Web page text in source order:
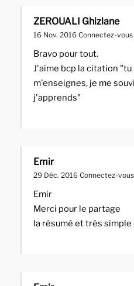
ZEROUALI Ghizlane
16 Nov. 2016 Connectez-
Bravo pour tout.
J'aime bcp la citation "tu
m'enseignes, je me
j'apprends"
Emir
29 Déc. 2016 Connectez-
Emir
Merci pour le partage
la résumé et trés